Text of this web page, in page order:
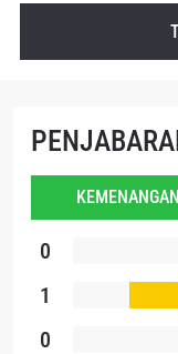
0
1
0
Dengan
pengumpulan,